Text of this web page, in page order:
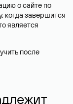
о сайте по
когда завершится
является
после